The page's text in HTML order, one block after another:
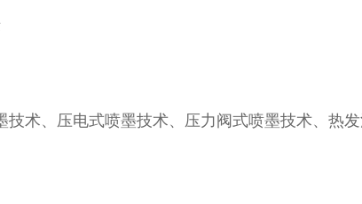
技术、压电式喷墨技术、压力阀式喷墨技术、热